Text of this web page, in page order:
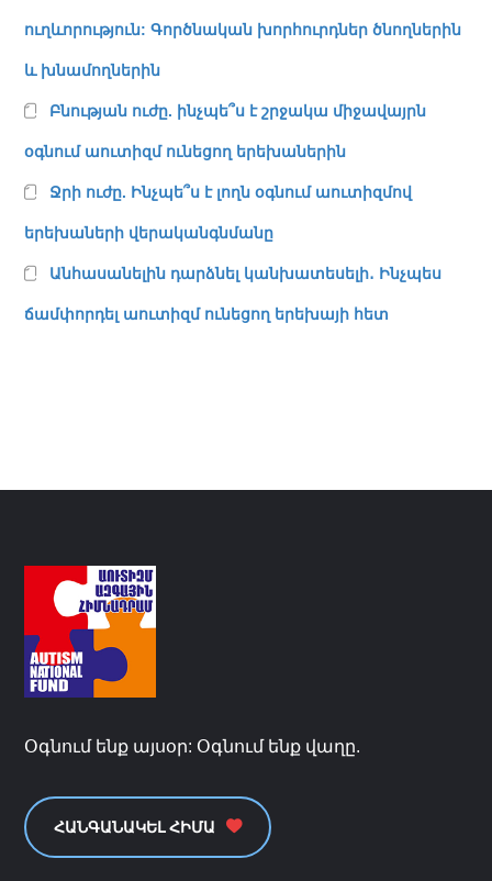
ուղևորություն: Գործնական խորհուրդներ ծնողներին
և խնամողներին
Բնության ուժը. ինչպե՞ս է շրջակա միջավայրն
օգնում աուտիզմ ունեցող երեխաներին
Ջրի ուժը. Ինչպե՞ս է լողն օգնում աուտիզմով
երեխաների վերականգնմանը
Անհասանելին դարձնել կանխատեսելի․ Ինչպես
ճամփորդել աուտիզմ ունեցող երեխայի հետ
Օգնում ենք այսօր: Օգնում ենք վաղը.
ՀԱՆԳԱՆԱԿԵԼ ՀԻՄԱ